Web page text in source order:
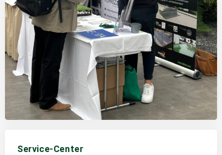
Service-Center